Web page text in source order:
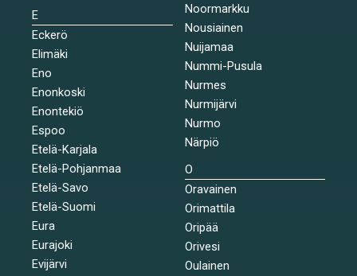
E
Eckerö
Elimäki
Eno
Enonkoski
Enontekiö
Espoo
Etelä-Karjala
Etelä-Pohjanmaa
Etelä-Savo
Etelä-Suomi
Eura
Eurajoki
Evijärvi
Noormarkku
Nousiainen
Nuijamaa
Nummi-Pusula
Nurmes
Nurmijärvi
Nurmo
Närpiö
O
Oravainen
Orimattila
Oripää
Orivesi
Oulainen